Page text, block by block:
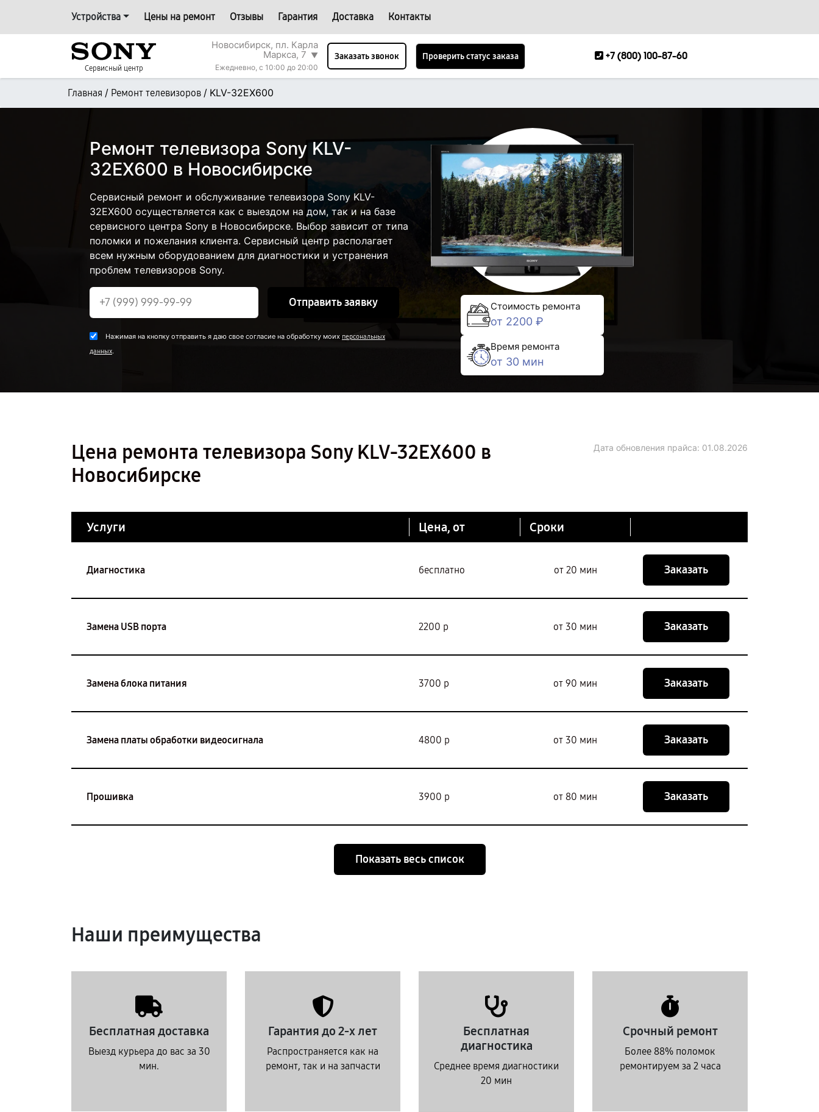
Устройства Цены на ремонт Отзывы Гарантия Доставка Контакты
Сервисный центр
Новосибирск, пл. Карла
Маркса, 7 ▼
Ежедневно, с 10:00 до 20:00
Заказать звонок Проверить статус заказа +7 (800) 100-87-60
Главная / Ремонт телевизоров / KLV-32EX600
Ремонт телевизора Sony KLV-
32EX600 в Новосибирске
Сервисный ремонт и обслуживание телевизора Sony KLV-
32EX600 осуществляется как с выездом на дом, так и на базе
сервисного центра Sony в Новосибирске. Выбор зависит от типа
поломки и пожелания клиента. Сервисный центр располагает
всем нужным оборудованием для диагностики и устранения
проблем телевизоров Sony.
Отправить заявку
Нажимая на кнопку отправить я даю свое согласие на обработку моих персональных
данных.
Стоимость ремонта
от 2200 ₽
Время ремонта
от 30 мин
Цена ремонта телевизора Sony KLV-32EX600 в
Новосибирске
Дата обновления прайса: 01.08.2026
Услуги Цена, от Сроки
Диагностика бесплатно от 20 мин Заказать
Замена USB порта 2200 р от 30 мин Заказать
Замена блока питания 3700 р от 90 мин Заказать
Замена платы обработки видеосигнала 4800 р от 30 мин Заказать
Прошивка 3900 р от 80 мин Заказать
Показать весь список
Наши преимущества
Бесплатная доставка
Выезд курьера до вас за 30
мин.
Гарантия до 2-х лет
Распространяется как на
ремонт, так и на запчасти
Бесплатная
диагностика
Среднее время диагностики
20 мин
Срочный ремонт
Более 88% поломок
ремонтируем за 2 часа